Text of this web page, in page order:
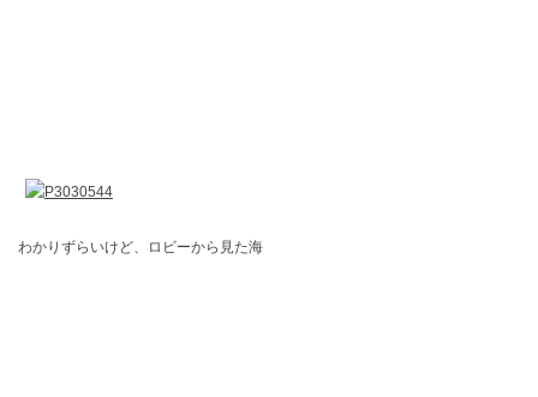
わかりずらいけど、ロビーから見た海